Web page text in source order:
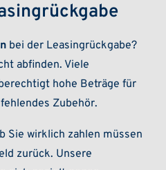
bei der Leasingrückgabe?
abfinden. Viele
hohe Beträge für
Zubehör.
Sie wirklich zahlen müssen
zurück. Unsere